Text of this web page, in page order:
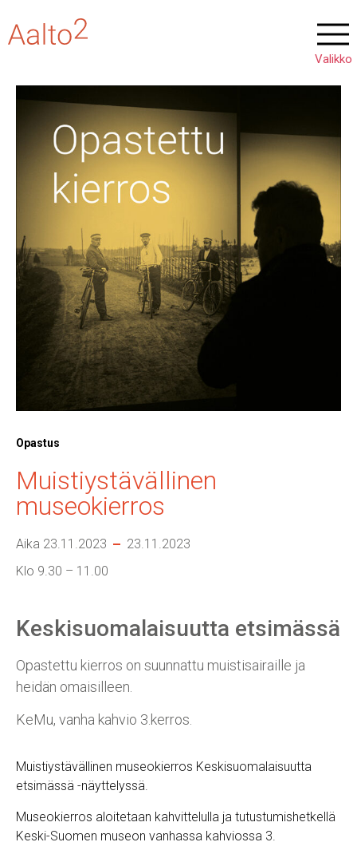
Opastus
Muistiystävällinen
museokierros
Aika 23.11.2023
23.11.2023
Klo 9.30 – 11.00
Keskisuomalaisuutta etsimässä
Opastettu kierros on suunnattu muistisairaille ja
heidän omaisilleen.
KeMu, vanha kahvio 3.kerros.
Muistiystävällinen museokierros Keskisuomalaisuutta
etsimässä -näyttelyssä.
Museokierros aloitetaan kahvittelulla ja tutustumishetkellä
Keski-Suomen museon vanhassa kahviossa 3.